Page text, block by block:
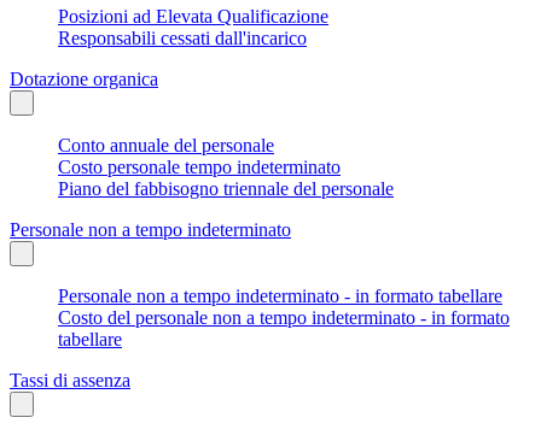
Posizioni ad Elevata Qualificazione
Responsabili cessati dall'incarico
Dotazione organica
Conto annuale del personale
Costo personale tempo indeterminato
Piano del fabbisogno triennale del personale
Personale non a tempo indeterminato
Personale non a tempo indeterminato - in formato tabellare
Costo del personale non a tempo indeterminato - in formato
tabellare
Tassi di assenza